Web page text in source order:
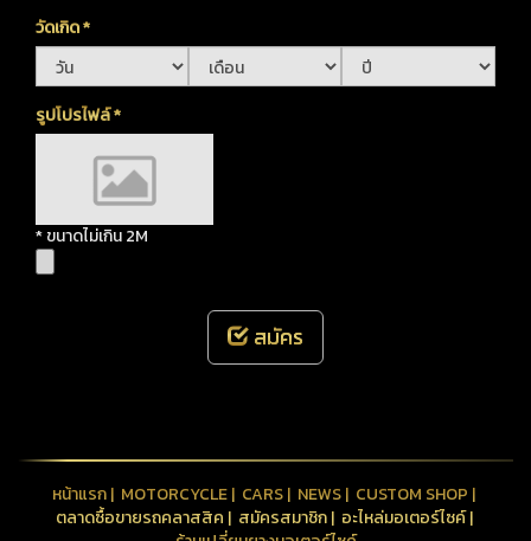
วัดเกิด*
รูปโปรไฟล์*
* ขนาดไม่เกิน 2M
สมัคร
หน้าแรก| MOTORCYCLE| CARS| NEWS| CUSTOM SHOP |
ตลาดซื้อขายรถคลาสสิค | สมัครสมาชิก| อะไหล่มอเตอร์ไซค์|